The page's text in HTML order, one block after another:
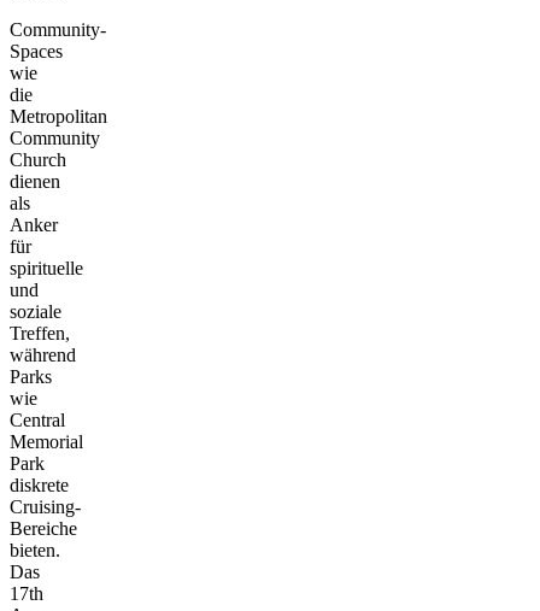
Community-
Spaces
wie
die
Metropolitan
Community
Church
dienen
als
Anker
für
spirituelle
und
soziale
Treffen,
während
Parks
wie
Central
Memorial
Park
diskrete
Cruising-
Bereiche
bieten.
Das
17th